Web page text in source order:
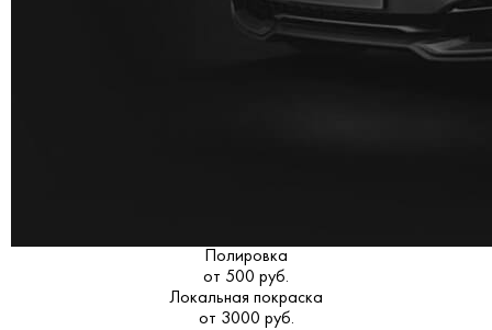
Полировка
от 500 руб.
Локальная покраска
от 3000 руб.